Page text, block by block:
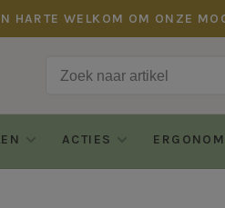
HARTE WELKOM OM ONZE
ACTIES